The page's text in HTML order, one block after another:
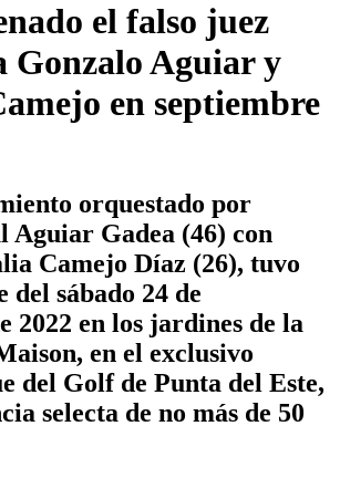
el falso juez
Gonzalo Aguiar y
en septiembre
orquestado por
Aguiar Gadea (46) con
Camejo Díaz (26), tuvo
sábado 24 de
2022 en los jardines de la
en el exclusivo
del Golf de Punta del Este,
selecta de no más de 50